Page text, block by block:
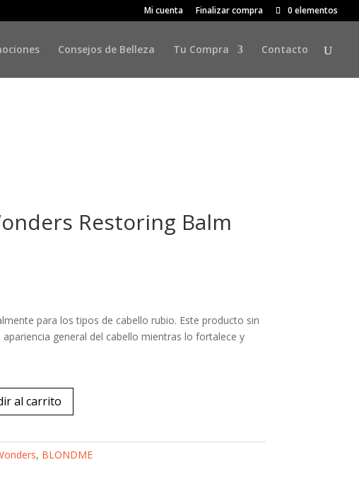
Mi cuenta Finalizar compra 0 elementos
Consejos de Belleza Tu Compra Contacto
Restoring Balm
para los tipos de cabello rubio. Este producto sin
general del cabello mientras lo fortalece y
al carrito
, BLONDME